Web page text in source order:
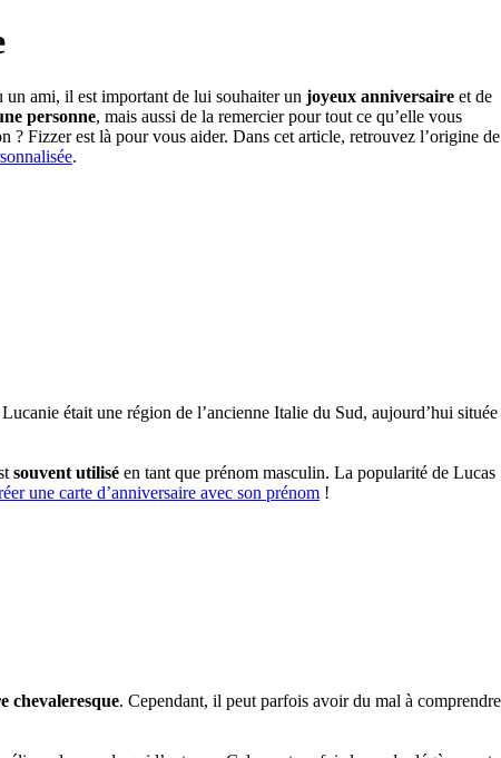
ami, il est important de lui souhaiter un joyeux anniversaire et de
personne, mais aussi de la remercier pour tout ce qu’elle vous
? Fizzer est là pour vous aider. Dans cet article, retrouvez l’origine de
.
était une région de l’ancienne Italie du Sud, aujourd’hui située
souvent utilisé en tant que prénom masculin. La popularité de Lucas
une carte d’anniversaire avec son prénom !
chevaleresque. Cependant, il peut parfois avoir du mal à comprendre